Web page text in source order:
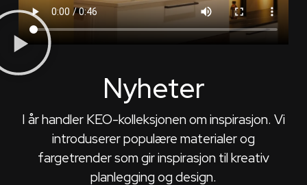
Nyheter
I år handler KEO-kolleksjonen om inspirasjon. Vi
introduserer populære materialer og
fargetrender som gir inspirasjon til kreativ
planlegging og design.